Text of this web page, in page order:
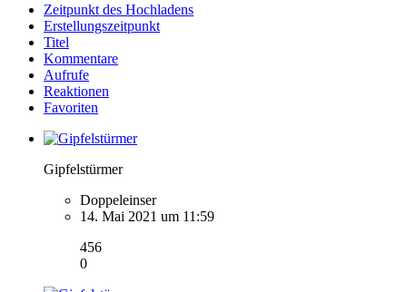
Zeitpunkt des Hochladens
Erstellungszeitpunkt
Titel
Kommentare
Aufrufe
Reaktionen
Favoriten
Gipfelstürmer
Doppeleinser
14. Mai 2021 um 11:59
456
0